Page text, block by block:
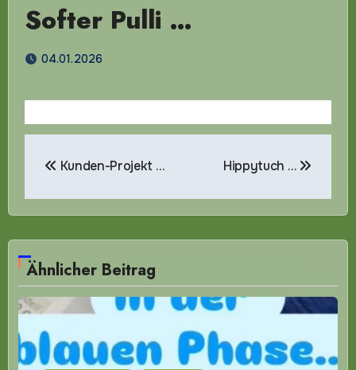
Softer Pulli …
04.01.2026
Kunden-Projekt … Hippytuch …
Ähnlicher Beitrag